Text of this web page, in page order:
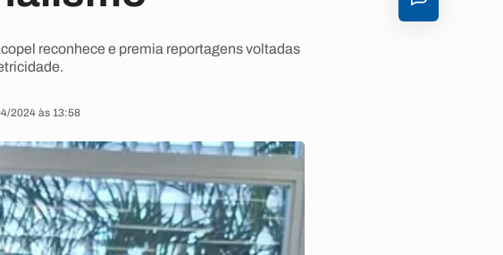
reconhece e premia reportagens voltadas
2024 às 13:58